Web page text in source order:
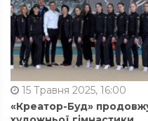
15 Травня 2025, 16:00
«Креатор-Буд»